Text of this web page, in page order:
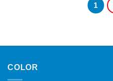
1
COLOR